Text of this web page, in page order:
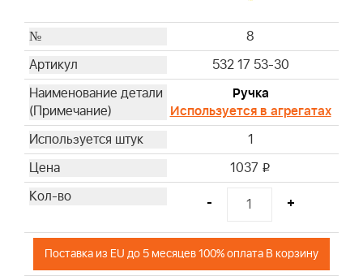
8
532 17 53-30
Ручка
Используется в агрегатах
1
1037 i
- +
Поставка из EU до 5 месяцев 100% оплата В корзину